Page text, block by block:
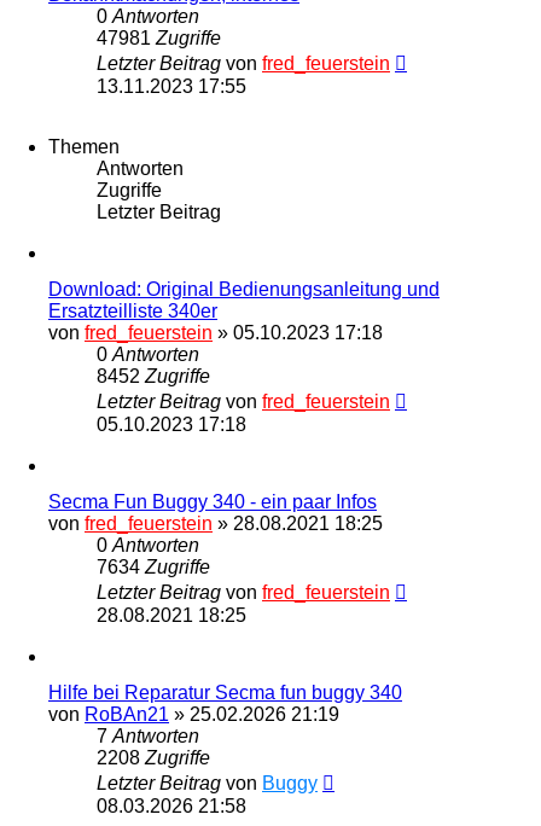
0 Antworten
47981 Zugriffe
Letzter Beitrag von fred_feuerstein
13.11.2023 17:55
Themen
Antworten
Zugriffe
Letzter Beitrag
Download: Original Bedienungsanleitung und
Ersatzteilliste 340er
von fred_feuerstein » 05.10.2023 17:18
0 Antworten
8452 Zugriffe
Letzter Beitrag von fred_feuerstein
05.10.2023 17:18
Secma Fun Buggy 340 - ein paar Infos
von fred_feuerstein » 28.08.2021 18:25
0 Antworten
7634 Zugriffe
Letzter Beitrag von fred_feuerstein
28.08.2021 18:25
Hilfe bei Reparatur Secma fun buggy 340
von RoBAn21 » 25.02.2026 21:19
7 Antworten
2208 Zugriffe
Letzter Beitrag von Buggy
08.03.2026 21:58